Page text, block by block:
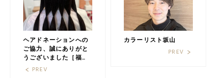
ヘアドネーションへの
ご協力、誠にありがと
うございました［福岡
の美容室HAIR MAKE
PREV
カラーリスト坂山
PREV